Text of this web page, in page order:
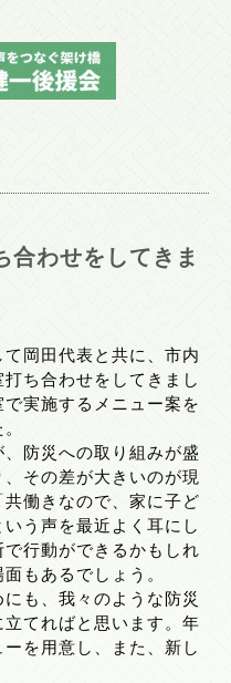
わせをしてきま
岡田代表と共に、市内
ち合わせをしてきまし
実施するメニュー案を
防災への取り組みが盛
その差が大きいのが現
働きなので、家に子ど
う声を最近よく耳にし
行動ができるかもしれ
もあるでしょう。
も、我々のような防災
てればと思います。年
を用意し、また、新し